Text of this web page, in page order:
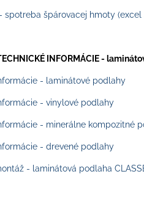
spotreba špárovacej hmoty (excel
INFORMÁCIE -
- laminátové podlahy
- vinylové podlahy
- minerálne kompozitné
- drevené podlahy
- laminátová podlaha